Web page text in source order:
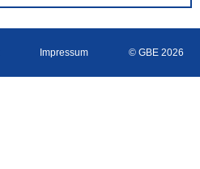
Impressum © GBE 2026